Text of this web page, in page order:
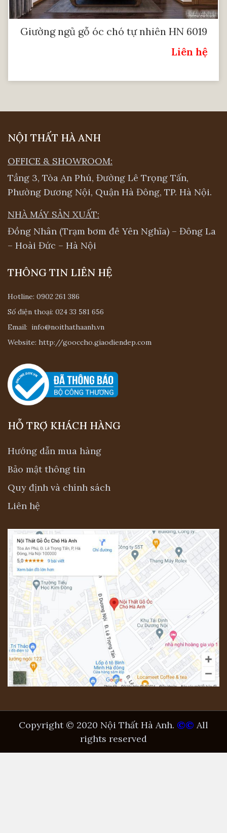
Giường ngủ gỗ óc chó tự nhiên HN 6019
Liên hệ
NỘI THẤT HÀ ANH
OFFICE & SHOWROOM:
Tầng 3, Tòa An Phú, Đường Lê Trọng Tấn,
Phường Dương Nội, Quận Hà Đông, TP. Hà Nội.
NHÀ MÁY SẢN XUẤT:
Đồng Nhân (Trạm bơm đê Yên Nghĩa) – Đông La
– Hoài Đức – Hà Nội
THÔNG TIN LIÊN HỆ
Hotline: 0902 261 386
Số điện thoại: 024 33 581 656
Email: info@noithathaanh.vn
Website: http://gooccho.giaodiendep.com
HỖ TRỢ KHÁCH HÀNG
Hướng dẫn mua hàng
Bảo mật thông tin
Quy định và chính sách
Liên hệ
Copyright © 2020 Nội Thất Hà Anh. ©© All
rights reserved